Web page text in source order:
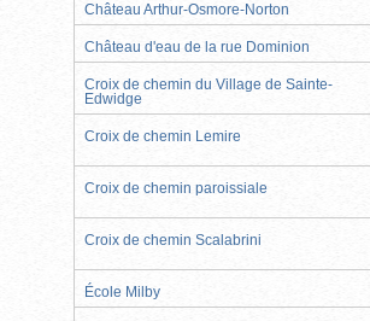
Château Arthur-Osmore-Norton
Château d'eau de la rue Dominion
Croix de chemin du Village de Sainte-
Edwidge
Croix de chemin Lemire
Croix de chemin paroissiale
Croix de chemin Scalabrini
École Milby